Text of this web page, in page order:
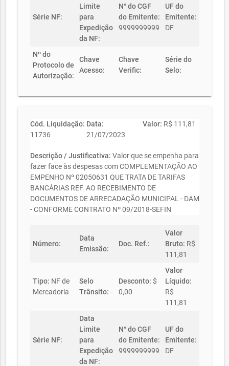
Série NF:
Limite
para
Expedição
da NF:
N° do CGF
do Emitente:
9999999999
UF do
Emitente:
DF
Nº do
Protocolo de
Autorização:
Chave
Acesso:
Chave
Verific:
Série do
Selo:
Cód. Liquidação:
11736
Data:
21/07/2023
Valor: R$ 111,81
Descrição / Justificativa: Valor que se empenha para
fazer face às despesas com COMPLEMENTAÇÃO AO
EMPENHO Nº 02050631 QUE TRATA DE TARIFAS
BANCÁRIAS REF. AO RECEBIMENTO DE
DOCUMENTOS DE ARRECADAÇÃO MUNICIPAL - DAM
- CONFORME CONTRATO Nº 09/2018-SEFIN
Número:
Data
Emissão:
Doc. Ref.:
Valor
Bruto: R$
111,81
Tipo: NF de
Mercadoria
Selo
Trânsito: -
Desconto: $
0,00
Valor
Líquido:
R$
111,81
Série NF:
Data
Limite
para
Expedição
da NF:
N° do CGF
do Emitente:
9999999999
UF do
Emitente:
DF